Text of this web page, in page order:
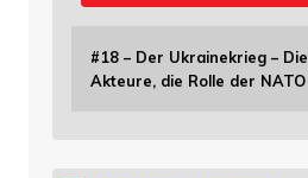
#18 – Der Ukrainekrieg –
Akteure, die Rolle der NATO